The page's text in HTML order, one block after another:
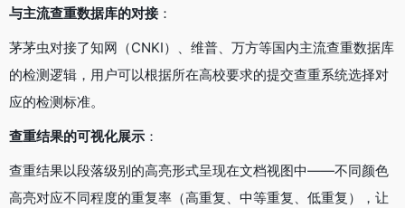
与主流查重数据库的对接：
茅茅虫对接了知网（CNKI）、维普、万方等国内主流查重数据库
的检测逻辑，用户可以根据所在高校要求的提交查重系统选择对
应的检测标准。
查重结果的可视化展示 ：
查重结果以段落级别的高亮形式呈现在文档视图中——不同颜色
高亮对应不同程度的重复率（高重复、中等重复、低重复），让